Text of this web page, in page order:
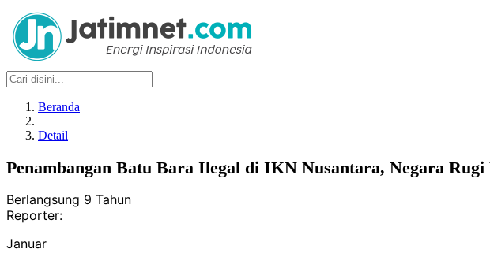
Beranda
Detail
Penambangan Batu Bara Ilegal di IKN Nusantara, Negara
Berlangsung 9 Tahun
Reporter:
Januar